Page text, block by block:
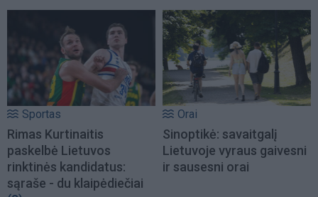
Sportas
Rimas Kurtinaitis
paskelbė Lietuvos
rinktinės kandidatus:
sąraše - du klaipėdiečiai
Orai
Sinoptikė: savaitgalį
Lietuvoje vyraus gaivesni
ir sausesni orai